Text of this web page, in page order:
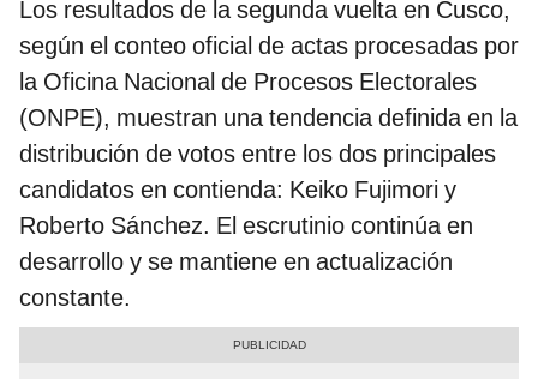
Los resultados de la segunda vuelta en Cusco,
según el conteo oficial de actas procesadas por
la Oficina Nacional de Procesos Electorales
(ONPE), muestran una tendencia definida en la
distribución de votos entre los dos principales
candidatos en contienda: Keiko Fujimori y
Roberto Sánchez. El escrutinio continúa en
desarrollo y se mantiene en actualización
constante.